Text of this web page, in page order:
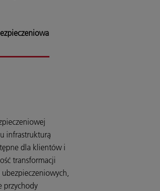
infrastrukturą
dla klientów i
transformacji
przychody